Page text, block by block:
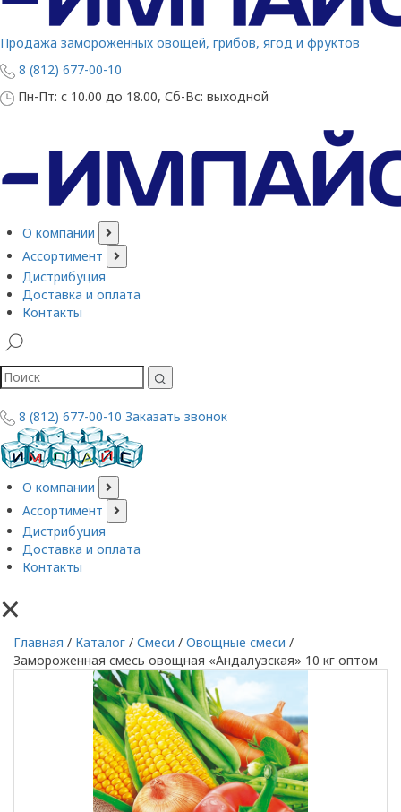
Продажа замороженных овощей, грибов, ягод и фруктов
8 (812) 677-00-10
Пн-Пт: с 10.00 до 18.00, Сб-Вс: выходной
О компании
Ассортимент
Дистрибуция
Доставка и оплата
Контакты
8 (812) 677-00-10 Заказать звонок
О компании
Ассортимент
Дистрибуция
Доставка и оплата
Контакты
×
Главная / Каталог / Смеси / Овощные смеси /
Замороженная смесь овощная «Андалузская» 10 кг оптом